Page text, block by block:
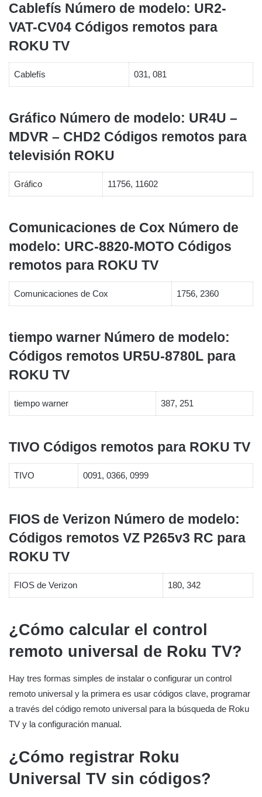
Cablefís Número de modelo: UR2-
VAT-CV04 Códigos remotos para
ROKU TV
Cablefís 031, 081
Gráfico Número de modelo: UR4U –
MDVR – CHD2 Códigos remotos para
televisión ROKU
Gráfico 11756, 11602
Comunicaciones de Cox Número de
modelo: URC-8820-MOTO Códigos
remotos para ROKU TV
Comunicaciones de Cox 1756, 2360
tiempo warner Número de modelo:
Códigos remotos UR5U-8780L para
ROKU TV
tiempo warner 387, 251
TIVO Códigos remotos para ROKU TV
TIVO 0091, 0366, 0999
FIOS de Verizon Número de modelo:
Códigos remotos VZ P265v3 RC para
ROKU TV
FIOS de Verizon 180, 342
¿Cómo calcular el control
remoto universal de Roku TV?
Hay tres formas simples de instalar o configurar un control
remoto universal y la primera es usar códigos clave, programar
a través del código remoto universal para la búsqueda de Roku
TV y la configuración manual.
¿Cómo registrar Roku
Universal TV sin códigos?